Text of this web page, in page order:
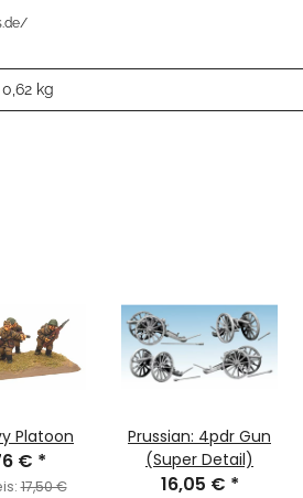
0,62 kg
Platoon
€ *
17,50 €
Prussian: 4pdr Gun
(Super Detail)
16,05 € *